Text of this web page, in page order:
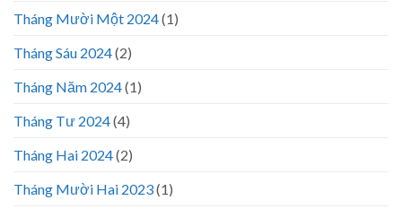
Tháng Mười Một 2024(1)
Tháng Sáu 2024(2)
Tháng Năm 2024(1)
Tháng Tư 2024(4)
Tháng Hai 2024(2)
Tháng Mười Hai 2023(1)